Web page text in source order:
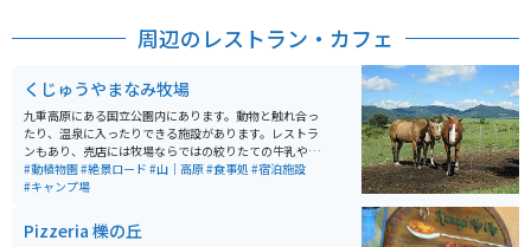
周辺のレストラン・カフェ
くじゅうやまなみ牧場
九重高原にある国立公園内にあります。動物と触れ合っ
たり、温泉に入ったりできる施設があります。レストラ
ンもあり、売店には牧場ならではの絞りたての牛乳や乳
製品が多数販売されてます。季節によって期間限定の体
験が出来たりとアクティビティも充実してます。
#動植物園#絶景ロード #山｜高原#食事処 #宿泊施設
#キャンプ場
Pizzeria 櫟の丘